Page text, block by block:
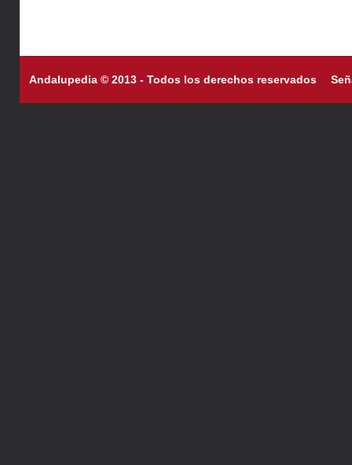
Andalupedia © 2013 - Todos los derechos reservados